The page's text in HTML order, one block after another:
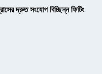
দ্রুত সংযোগ বিচ্ছিন্ন ফিটিং